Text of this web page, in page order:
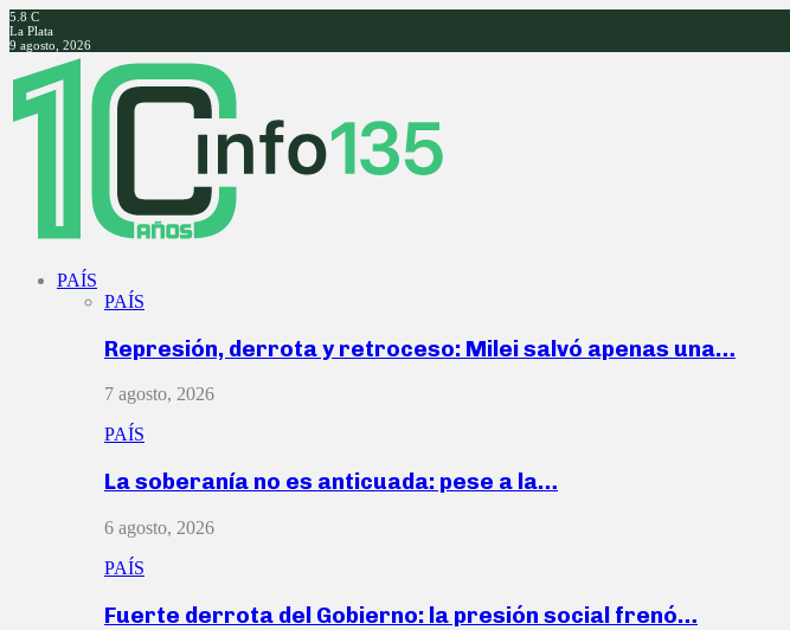
5.8 C
La Plata
9 agosto, 2026
Facebook
Twitter
Instagram
Youtube
PAÍS
PAÍS
Represión, derrota y retroceso: Milei salvó apenas una…
7 agosto, 2026
PAÍS
La soberanía no es anticuada: pese a la…
6 agosto, 2026
PAÍS
Fuerte derrota del Gobierno: la presión social frenó…